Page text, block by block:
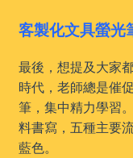
客製化文具螢光
最後，想提及大家
時代，老師總是催
筆，集中精力學習
料書寫，五種主要
藍色。